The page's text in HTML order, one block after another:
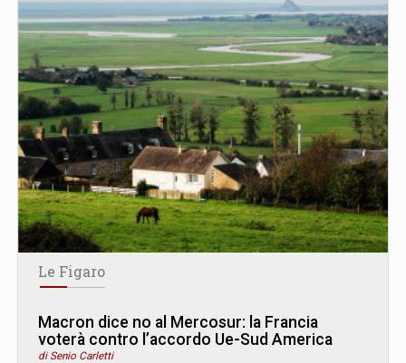
Le Figaro
Macron dice no al Mercosur: la Francia
voterà contro l’accordo Ue-Sud America
di Senio Carletti